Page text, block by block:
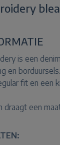
is een
en
fit en een
draagt een